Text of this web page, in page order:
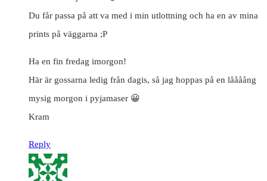
Du får passa på att va med i min utlottning och ha en av mina
prints på väggarna ;P
Ha en fin fredag imorgon!
Här är gossarna ledig från dagis, så jag hoppas på en låååång
mysig morgon i pyjamaser 😀
Kram
Reply